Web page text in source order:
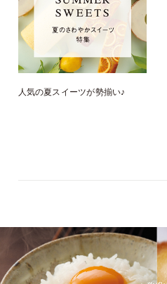
人気の夏スイーツが勢揃い♪